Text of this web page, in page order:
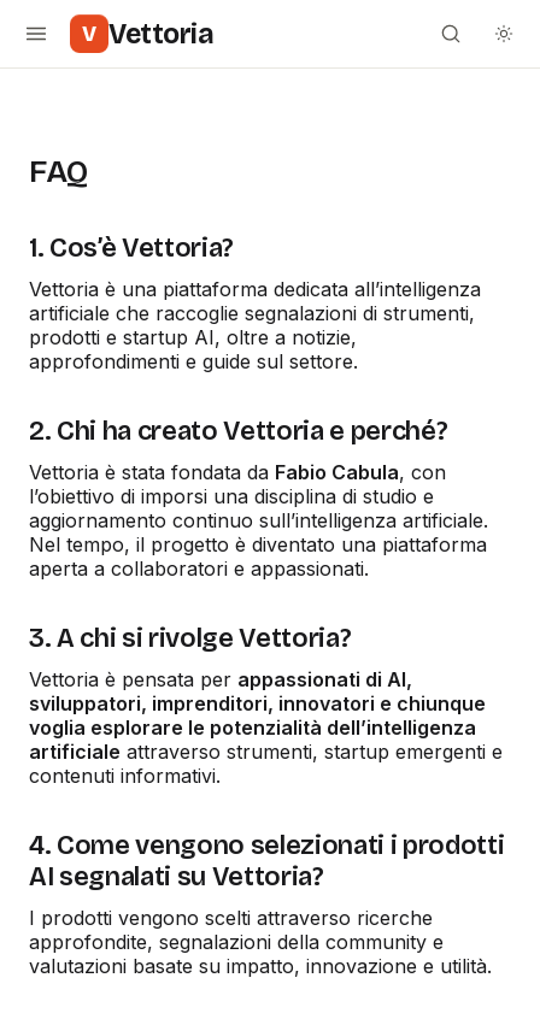
V Vettoria
FAQ
1. Cos’è Vettoria?
Vettoria è una piattaforma dedicata all’intelligenza
artificiale che raccoglie segnalazioni di strumenti,
prodotti e startup AI, oltre a notizie,
approfondimenti e guide sul settore.
2. Chi ha creato Vettoria e perché?
Vettoria è stata fondata da Fabio Cabula, con
l’obiettivo di imporsi una disciplina di studio e
aggiornamento continuo sull’intelligenza artificiale.
Nel tempo, il progetto è diventato una piattaforma
aperta a collaboratori e appassionati.
3. A chi si rivolge Vettoria?
Vettoria è pensata per appassionati di AI,
sviluppatori, imprenditori, innovatori e chiunque
voglia esplorare le potenzialità dell’intelligenza
artificiale attraverso strumenti, startup emergenti e
contenuti informativi.
4. Come vengono selezionati i prodotti
AI segnalati su Vettoria?
I prodotti vengono scelti attraverso ricerche
approfondite, segnalazioni della community e
valutazioni basate su impatto, innovazione e utilità.